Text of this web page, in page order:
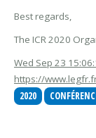
Best regards,
The ICR 2020
Wed Sep 23
https://
2020